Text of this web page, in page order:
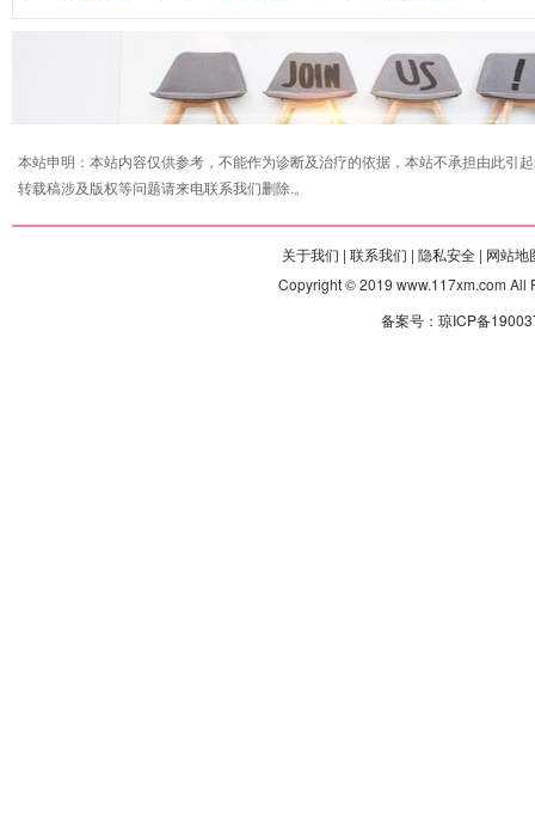
本站申明：本站内容仅供参考，不能作为诊断及治疗的依据，本站不承担由此引
转载稿涉及版权等问题请来电联系我们删除.。
关于我们 | 联系我们 | 隐私安全 | 网站地
Copyright © 2019 www.117xm.com All
备案号：琼ICP备